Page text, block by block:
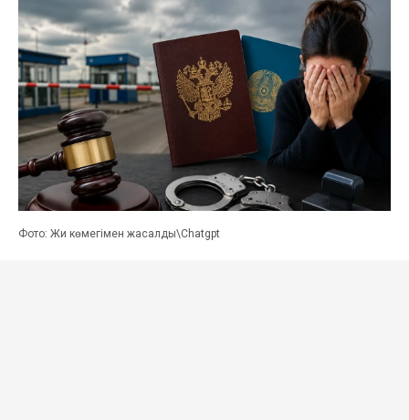
Фото: Жи көмегімен жасалды\Сhatgpt